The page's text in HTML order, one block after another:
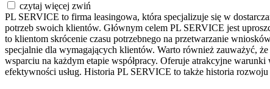
czytaj więcej zwiń
PL SERVICE to firma leasingowa, która specjalizuje się w
potrzeb swoich klientów. Głównym celem PL SERVICE jest
to klientom skrócenie czasu potrzebnego na przetwarzanie
specjalnie dla wymagających klientów. Warto również zauważyć,
wsparciu na każdym etapie współpracy. Oferuje atrakcyjne
efektywności usług. Historia PL SERVICE to także historia